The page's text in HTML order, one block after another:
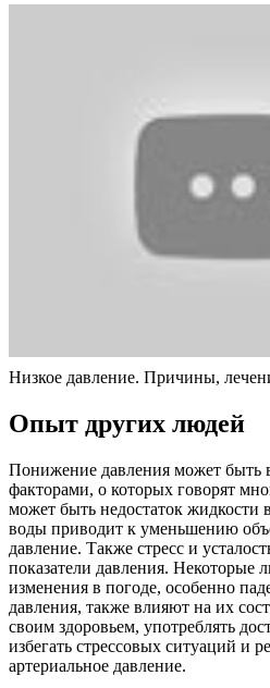
Низкое давление. Причины,
Опыт других людей
Понижение давления может быть
факторами, о которых говорят
может быть недостаток жидкости
воды приводит к уменьшению
давление. Также стресс и
показатели давления. Некоторые
изменения в погоде, особенно
давления, также влияют на их
своим здоровьем, употреблять
избегать стрессовых ситуаций и
артериальное давление.